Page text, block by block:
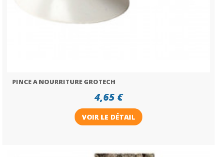
PINCE A NOURRITURE GROTECH
4,65 €
VOIR LE DÉTAIL